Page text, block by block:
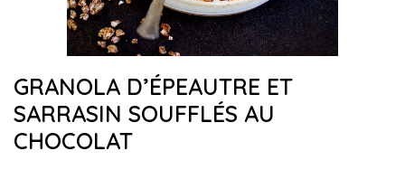
GRANOLA D’ÉPEAUTRE ET
SARRASIN SOUFFLÉS AU
CHOCOLAT